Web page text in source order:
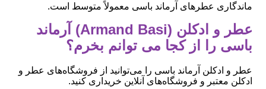
ماندگاری عطرهای آرماند باسی معمولاً متوسط است.
عطر و ادکلن (Armand Basi) آرماند
باسی را از کجا می توانم بخرم؟
عطر و ادکلن آرماند باسی را می‌توانید از فروشگاه‌های عطر و
ادکلن معتبر و فروشگاه‌های آنلاین خریداری کنید.